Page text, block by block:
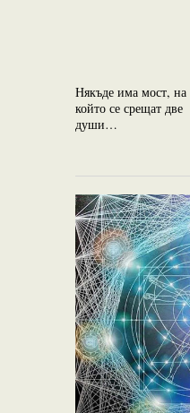
Някъде има мост, на
който се срещат две
души…